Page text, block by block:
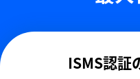
ISMS認証